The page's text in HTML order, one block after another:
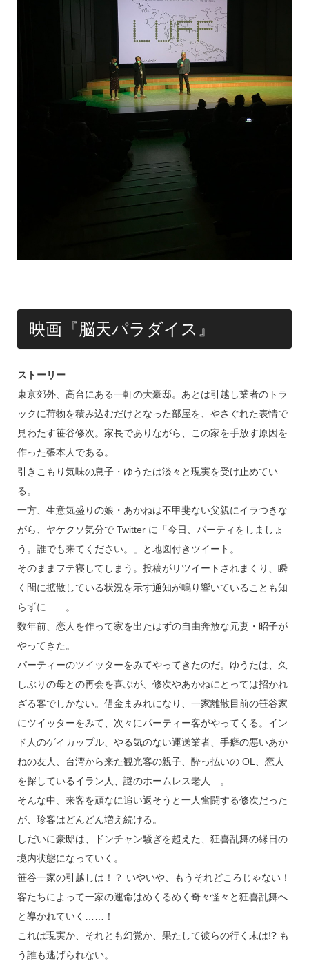
映画『脳天パラダイス』
ストーリー
東京郊外、高台にある一軒の大豪邸。あとは引越し業者のトラ
ックに荷物を積み込むだけとなった部屋を、やさぐれた表情で
見わたす笹谷修次。家⻑でありながら、この家を手放す原因を
作った張本人である。
引きこもり気味の息子・ゆうたは淡々と現実を受け止めてい
る。
一方、生意気盛りの娘・あかねは不甲斐ない父親にイラつきな
がら、ヤケクソ気分で Twitter に「今日、パーティをしましょ
う。誰でも来てください。」と地図付きツイート。
そのままフテ寝してしまう。投稿がリツイートされまくり、瞬
く間に拡散している状況を示す通知が鳴り響いていることも知
らずに……。
数年前、恋人を作って家を出たはずの自由奔放な元妻・昭子が
やってきた。
パーティーのツイッターをみてやってきたのだ。ゆうたは、久
しぶりの母との再会を喜ぶが、修次やあかねにとっては招かれ
ざる客でしかない。借金まみれになり、一家離散目前の笹谷家
にツイッターをみて、次々にパーティー客がやってくる。イン
ド人のゲイカップル、やる気のない運送業者、手癖の悪いあか
ねの友人、台湾から来た観光客の親子、酔っ払いの OL、恋人
を探しているイラン人、謎のホームレス老人…。
そんな中、来客を頑なに追い返そうと一人奮闘する修次だった
が、珍客はどんどん増え続ける。
しだいに豪邸は、ドンチャン騒ぎを超えた、狂喜乱舞の縁日の
境内状態になっていく。
笹谷一家の引越しは！？ いやいや、もうそれどころじゃない！
客たちによって一家の運命はめくるめく奇々怪々と狂喜乱舞へ
と導かれていく……！
これは現実か、それとも幻覚か、果たして彼らの行く末は!? も
う誰も逃げられない。